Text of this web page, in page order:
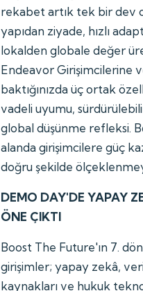
rekabet artık tek bir dev
yapıdan ziyade, hızlı
lokalden globale değer
Endeavor Girişimcilerine
baktığınızda üç ortak
vadeli uyumu,
global düşünme refleksi.
alanda girişimcilere güç
doğru şekilde
DEMO DAY'DE YAPAY
ÖNE ÇIKTI
Boost The Future'ın 7.
girişimler; yapay zekâ,
kaynakları ve hukuk